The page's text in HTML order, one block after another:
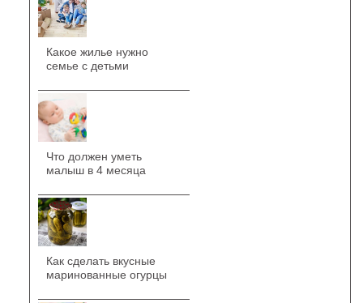
Какое жилье нужно
семье с детьми
Что должен уметь
малыш в 4 месяца
Как сделать вкусные
маринованные огурцы